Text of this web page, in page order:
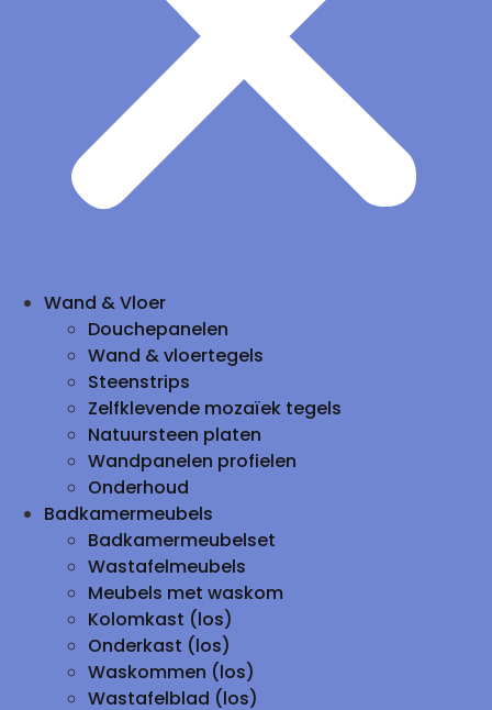
Wand & Vloer
Douchepanelen
Wand & vloertegels
Steenstrips
Zelfklevende mozaïek tegels
Natuursteen platen
Wandpanelen profielen
Onderhoud
Badkamermeubels
Badkamermeubelset
Wastafelmeubels
Meubels met waskom
Kolomkast (los)
Onderkast (los)
Waskommen (los)
Wastafelblad (los)